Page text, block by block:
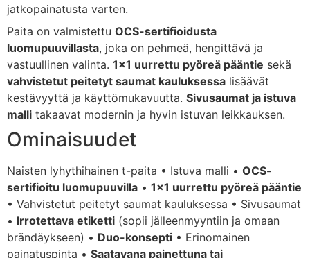
jatkopainatusta varten.
Paita on valmistettu OCS-sertifioidusta
luomupuuvillasta, joka on pehmeä, hengittävä ja
vastuullinen valinta. 1×1 uurrettu pyöreä pääntie sekä
vahvistetut peitetyt saumat kauluksessa lisäävät
kestävyyttä ja käyttömukavuutta. Sivusaumat ja istuva
malli takaavat modernin ja hyvin istuvan leikkauksen.
Ominaisuudet
Naisten lyhythihainen t-paita • Istuva malli • OCS-
sertifioitu luomupuuvilla • 1×1 uurrettu pyöreä pääntie
• Vahvistetut peitetyt saumat kauluksessa • Sivusaumat
• Irrotettava etiketti (sopii jälleenmyyntiin ja omaan
brändäykseen) • Duo-konsepti • Erinomainen
painatuspinta • Saatavana painettuna tai